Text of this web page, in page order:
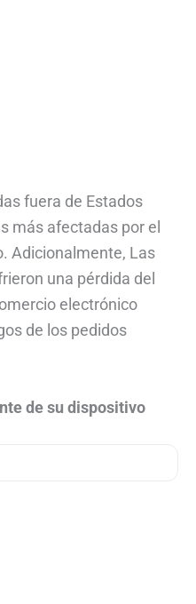
fuera de Estados
más afectadas por el
Adicionalmente, Las
una pérdida del
electrónico
de los pedidos
de su dispositivo